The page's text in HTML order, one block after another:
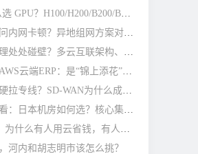
AI 训练推理怎么选 GPU？H100/H200/B200/B300 差别在哪
集团分支跨城访问内网卡顿？异地组网方案对比参考
企业多云分散管理处处碰壁？多云互联架构、避坑与优化指南
办公室专线直连AWS云端ERP：是“锦上添花”还是“刚需标配”？
跨区域组网还在硬拉专线？SD-WAN为什么成了企业主流选择
企业出海日韩必看：日本机房如何选？核心集群与避坑指南
同样跑 AI 训练，为什么有人用云省钱，有人托管更划算？
河内和胡志明市该怎么挑？